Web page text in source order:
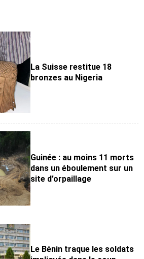
La Suisse restitue 18
bronzes au Nigeria
Guinée : au moins 11 morts
dans un éboulement sur un
site d’orpaillage
Le Bénin traque les soldats